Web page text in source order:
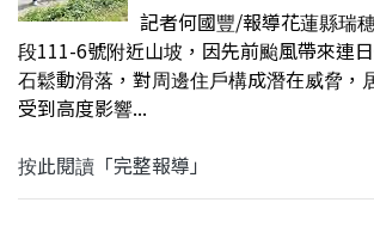
記者何國豐/報導花蓮縣瑞
段111-6號附近山坡，因先前颱風帶來連
石鬆動滑落，對周邊住戶構成潛在威脅，
受到高度影響...
按此閱讀「完整報導」